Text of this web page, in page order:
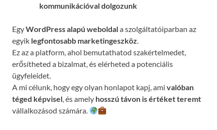
kommunikációvaldolgozunk
EgyWordPress alapú weboldala szolgáltatóiparban az
egyik legfontosabb marketingeszköz.
Ez az a platform, ahol bemutathatod szakértelmedet,
erősítheted a bizalmat, és elérheted a potenciális
ügyfeleidet.
A mi célunk, hogy egy olyan honlapot kapj, ami valóban
téged képvisel, és amely hosszú távon is értéket teremt
vállalkozásod számára.